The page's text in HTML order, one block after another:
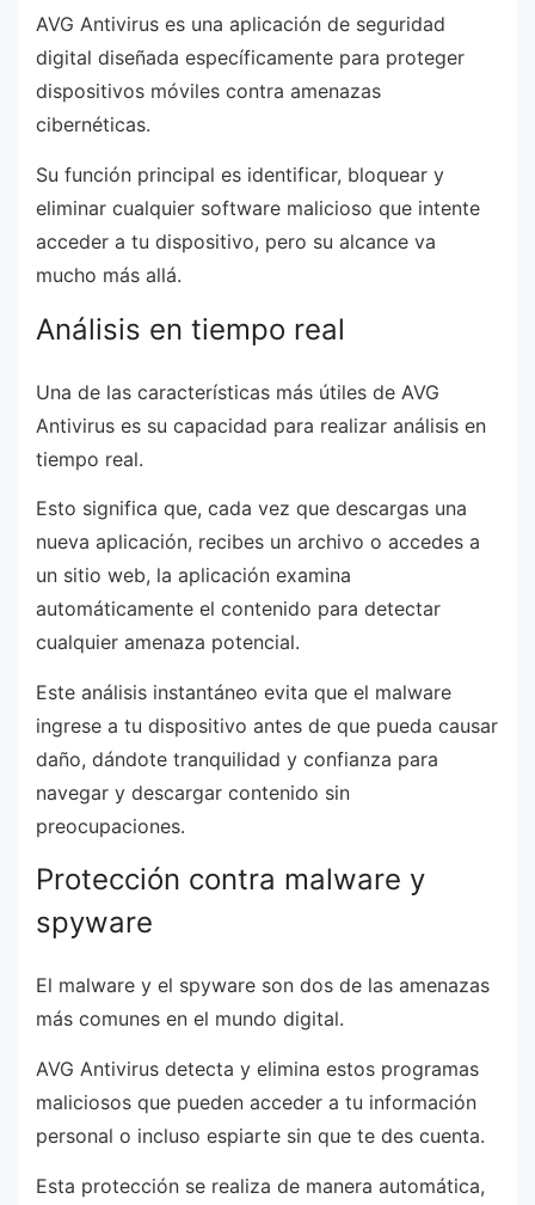
AVG Antivirus es una aplicación de seguridad
digital diseñada específicamente para proteger
dispositivos móviles contra amenazas
cibernéticas.
Su función principal es identificar, bloquear y
eliminar cualquier software malicioso que intente
acceder a tu dispositivo, pero su alcance va
mucho más allá.
Análisis en tiempo real
Una de las características más útiles de AVG
Antivirus es su capacidad para realizar análisis en
tiempo real.
Esto significa que, cada vez que descargas una
nueva aplicación, recibes un archivo o accedes a
un sitio web, la aplicación examina
automáticamente el contenido para detectar
cualquier amenaza potencial.
Este análisis instantáneo evita que el malware
ingrese a tu dispositivo antes de que pueda causar
daño, dándote tranquilidad y confianza para
navegar y descargar contenido sin
preocupaciones.
Protección contra malware y
spyware
El malware y el spyware son dos de las amenazas
más comunes en el mundo digital.
AVG Antivirus detecta y elimina estos programas
maliciosos que pueden acceder a tu información
personal o incluso espiarte sin que te des cuenta.
Esta protección se realiza de manera automática,